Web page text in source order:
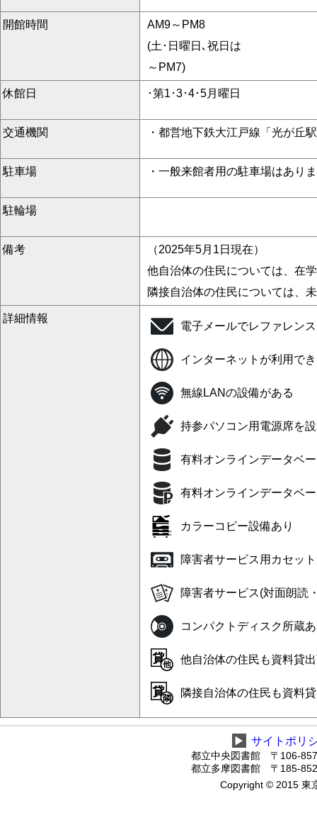
開館時間
AM9～PM8
(土･日曜日､祝日は
～PM7)
休館日 ･第1･3･4･5月曜日
交通機関 ・都営地下鉄大江戸線「光が丘
駐車場 ・一般来館者用の駐車場はあり
駐輪場
備考
（2025年5月1日現在）
他自治体の住民については、在
隣接自治体の住民については、
詳細情報
電子メールでレファレン
インターネットが利用で
無線LANの設備がある
持参パソコン用電源席を
有料オンラインデータベ
有料オンラインデータベ
カラーコピー設備あり
障害者サービス用カセッ
障害者サービス(対面朗読
コンパクトディスク所蔵
他自治体の住民も資料貸
隣接自治体の住民も資料
▶ サイトポリ
都立中央図書館 〒106-
都立多摩図書館 〒185-
Copyright © 2015 東